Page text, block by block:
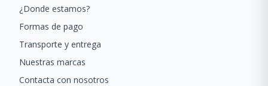
¿Donde estamos?
Formas de pago
Transporte y entrega
Nuestras marcas
Contacta con nosotros